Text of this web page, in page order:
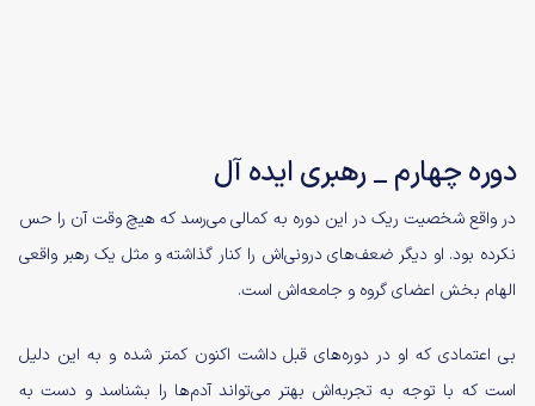
دوره چهارم _ رهبری ایده آل
در واقع شخصیت ریک در این دوره به کمالی می‌رسد که هیچ وقت آن را حس
نکرده بود. او دیگر ضعف‌های درونی‌اش را کنار گذاشته و مثل یک رهبر واقعی
الهام بخش اعضای گروه و جامعه‌اش است.
بی اعتمادی که او در دوره‌های قبل داشت اکنون کمتر شده و به این دلیل
است که با توجه به تجربه‌اش بهتر می‌تواند آدم‌ها را بشناسد و دست به